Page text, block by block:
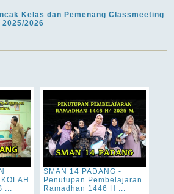
Kelas dan Pemenang Classmeeting
2026
...
SMAN 14 PADANG -
Penutupan Pembelajaran
Ramadhan 1446 H ...